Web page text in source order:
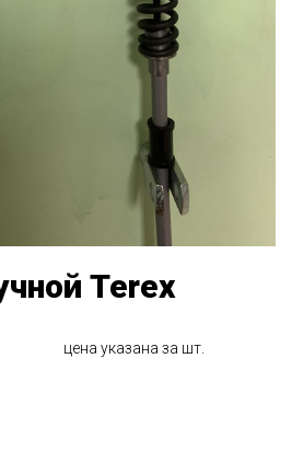
Terex
цена указана за шт.